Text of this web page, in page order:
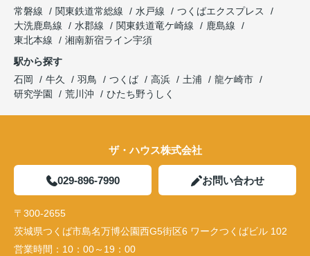
常磐線
関東鉄道常総線 水戸線
つくばエクスプレス
大洗鹿島線
水郡線 関東鉄道竜ケ崎線
鹿島線
東北本線
湘南新宿ライン宇須
駅から探す
石岡
牛久 羽鳥 つくば 高浜 土浦
龍ケ崎市
研究学園
荒川沖 ひたち野うしく
ザ・ハウス株式会社
029-896-7990 お問い合わせ
〒300-2655
茨城県つくば市島名万博公園西G5街区6 ワークつくばビル 102
営業時間： 10：00～19：00